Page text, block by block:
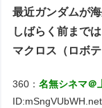
最近ガンダムが
しばらく前まで
マクロス（ロボ
360：名無シネマ＠
ID:mSngVUbWH.net